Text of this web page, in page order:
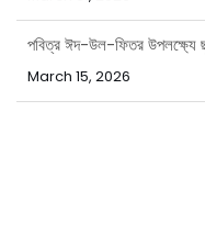
পবিত্র ঈদ-উল-ফিতর উপলক্ষ্যে
March 15, 2026